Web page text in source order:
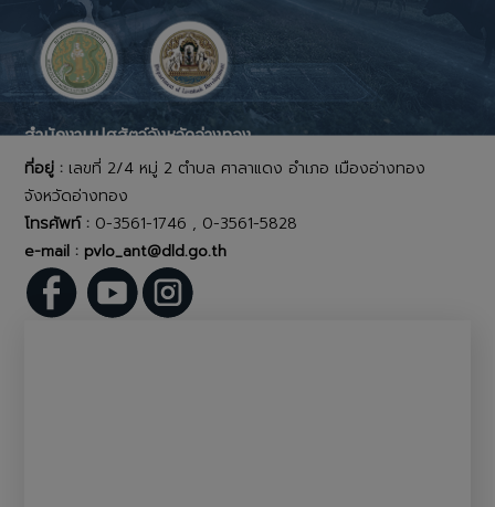
สำนักงานปศุสัตว์จังหวัดอ่างทอง
ที่อยู่ : เลขที่ 2/4 หมู่ 2 ตำบล ศาลาแดง อำเภอ เมืองอ่างทอง
จังหวัดอ่างทอง
โทรศัพท์ : 0-3561-1746 , 0-3561-5828
e-mail : pvlo_ant@dld.go.th